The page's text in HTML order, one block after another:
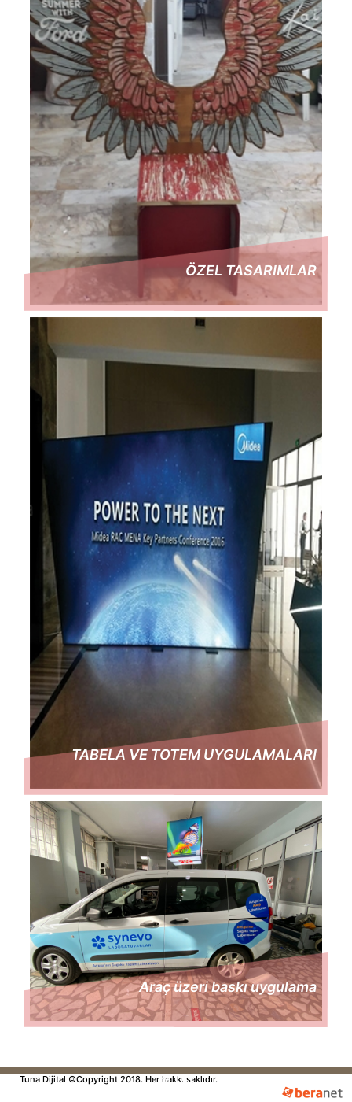
ÖZEL TASARIMLAR
TABELA VE TOTEM UYGULAMALARI
Araç üzeri baskı uygulama
Tuna Dijital ©Copyright 2018. Her hakkı saklıdır.
BLOG